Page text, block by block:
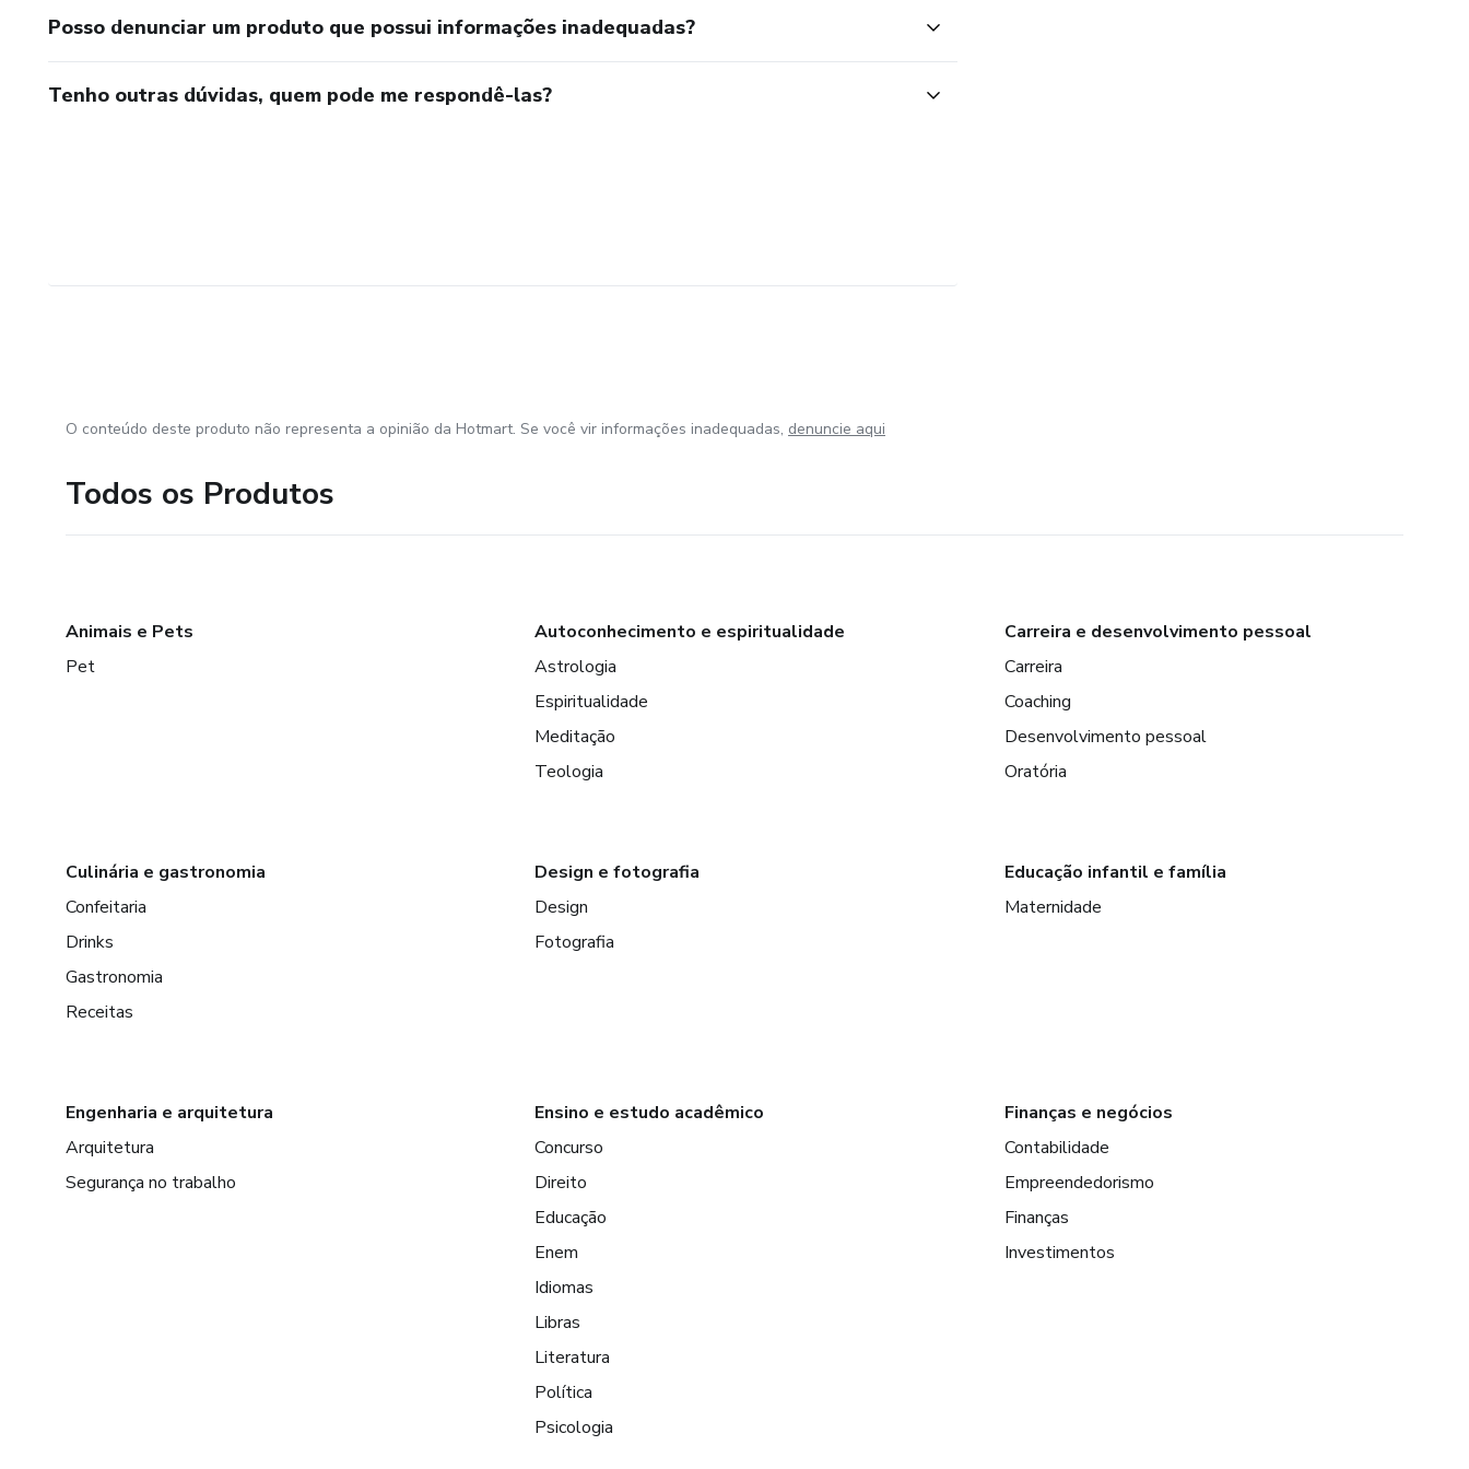
Posso denunciar um produto que possui informações inadequadas?
Tenho outras dúvidas, quem pode me respondê-las?
O conteúdo deste produto não representa a opinião da Hotmart. Se você vir informações inadequadas, denuncie aqui
Todos os Produtos
Animais e Pets
Pet
Autoconhecimento e espiritualidade
Astrologia
Espiritualidade
Meditação
Teologia
Carreira e desenvolvimento pessoal
Carreira
Coaching
Desenvolvimento pessoal
Oratória
Culinária e gastronomia
Confeitaria
Drinks
Gastronomia
Receitas
Design e fotografia
Design
Fotografia
Educação infantil e família
Maternidade
Engenharia e arquitetura
Arquitetura
Segurança no trabalho
Ensino e estudo acadêmico
Concurso
Direito
Educação
Enem
Idiomas
Libras
Literatura
Política
Psicologia
Finanças e negócios
Contabilidade
Empreendedorismo
Finanças
Investimentos